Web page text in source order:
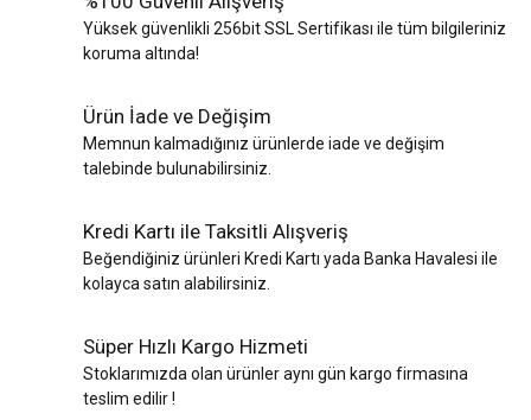
Yüksek güvenlikli 256bit SSL Sertifikası ile tüm bilgileriniz
koruma altında!
Ürün İade ve Değişim
Memnun kalmadığınız ürünlerde iade ve değişim
talebinde bulunabilirsiniz.
Kredi Kartı ile Taksitli Alışveriş
Beğendiğiniz ürünleri Kredi Kartı yada Banka Havalesi ile
kolayca satın alabilirsiniz.
Süper Hızlı Kargo Hizmeti
Stoklarımızda olan ürünler aynı gün kargo firmasına
teslim edilir !